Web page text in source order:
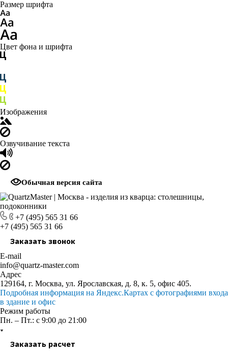
Размер шрифта
Цвет фона и шрифта
Изображения
Озвучивание текста
Обычная версия сайта
+7 (495) 565 31 66
+7 (495) 565 31 66
Заказать звонок
E-mail
info@quartz-master.com
Адрес
129164, г. Москва, ул. Ярославская, д. 8, к. 5, офис 405.
Подробная информация на Яндекс.Картах с фотографиями входа
в здание и офис
Режим работы
Пн. – Пт.: с 9:00 до 21:00
Заказать расчет